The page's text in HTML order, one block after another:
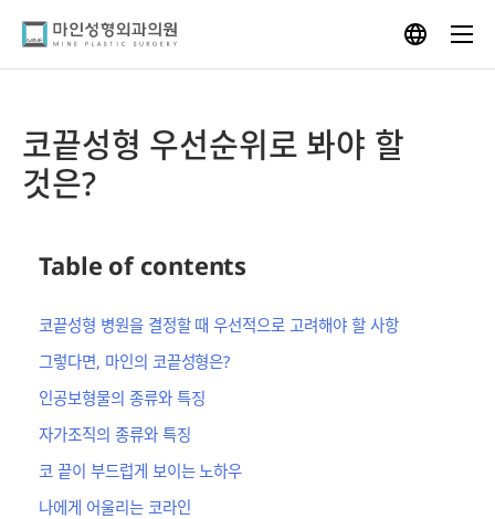
content
코끝성형 우선순위로 봐야 할
것은?
Table of contents
코끝성형 병원을 결정할 때 우선적으로 고려해야 할 사항
그렇다면, 마인의 코끝성형은?
인공보형물의 종류와 특징
자가조직의 종류와 특징
코 끝이 부드럽게 보이는 노하우
나에게 어울리는 코라인